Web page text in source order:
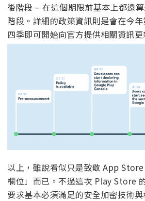
後階段 – 在這個期限前基本上都還
階段。詳細的政策資訊則是會在今
四季即可開始向官方提供相關資訊更
以上，雖說看似只是致敬 App
欄位」而已。不過這次 Play Store
要求基本必須滿足的安全加密技術